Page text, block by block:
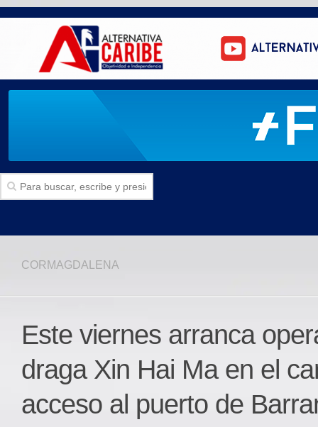
Politica
Deportes
JUDICIAL
REGIONAL
CORMAGDALENA
Este viernes arranca
draga Xin Hai Ma en el
acceso al puerto de